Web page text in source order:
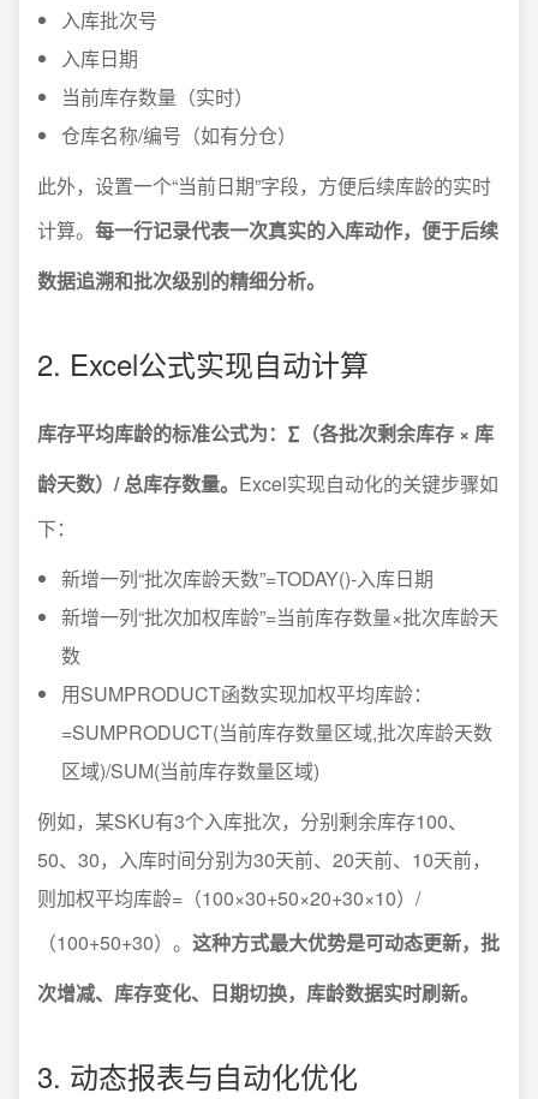
入库批次号
入库日期
当前库存数量（实时）
仓库名称/编号（如有分仓）
此外，设置一个“当前日期”字段，方便后续库龄的实时
计算。 每一行记录代表一次真实的入库动作，便于后续
数据追溯和批次级别的精细分析。
2. Excel公式实现自动计算
库存平均库龄的标准公式为：∑（各批次剩余库存 × 库
龄天数）/ 总库存数量。 Excel实现自动化的关键步骤如
下：
新增一列“批次库龄天数”=TODAY()-入库日期
新增一列“批次加权库龄”=当前库存数量×批次库龄天
数
用SUMPRODUCT函数实现加权平均库龄：
=SUMPRODUCT(当前库存数量区域,批次库龄天数
区域)/SUM(当前库存数量区域)
例如，某SKU有3个入库批次，分别剩余库存100、
50、30，入库时间分别为30天前、20天前、10天前，
则加权平均库龄=（100×30+50×20+30×10）/
（100+50+30）。 这种方式最大优势是可动态更新，批
次增减、库存变化、日期切换，库龄数据实时刷新。
3. 动态报表与自动化优化